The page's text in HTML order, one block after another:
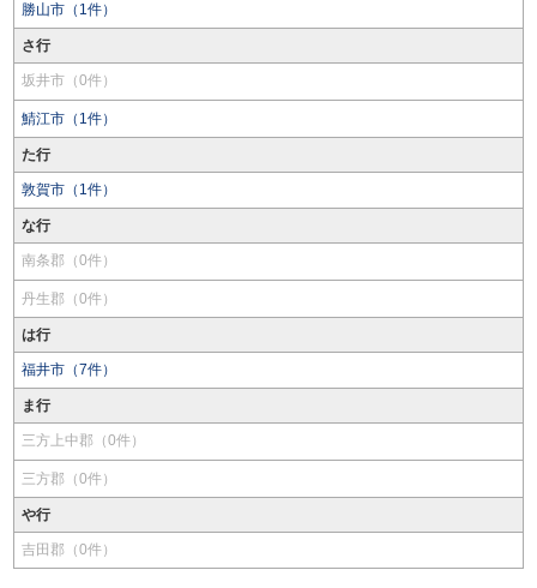
勝山市（1件）
さ行
坂井市（0件）
鯖江市（1件）
た行
敦賀市（1件）
な行
南条郡（0件）
丹生郡（0件）
は行
福井市（7件）
ま行
三方上中郡（0件）
三方郡（0件）
や行
吉田郡（0件）